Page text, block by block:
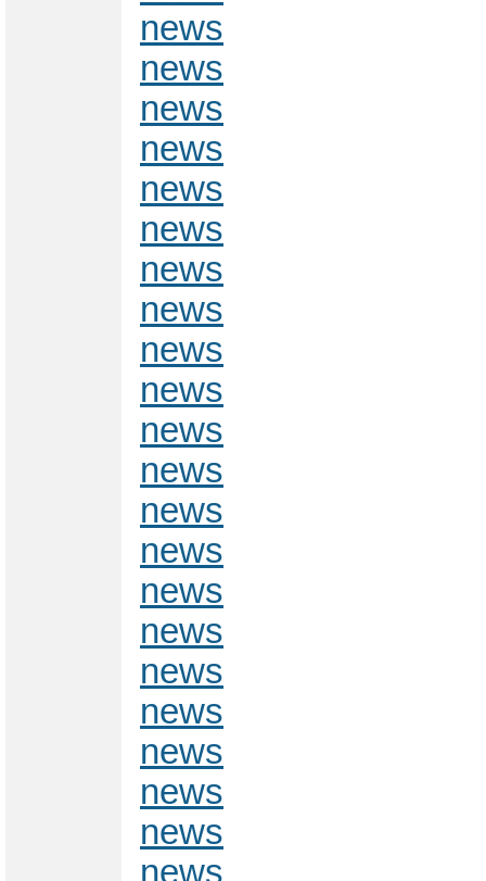
news
news
news
news
news
news
news
news
news
news
news
news
news
news
news
news
news
news
news
news
news
news